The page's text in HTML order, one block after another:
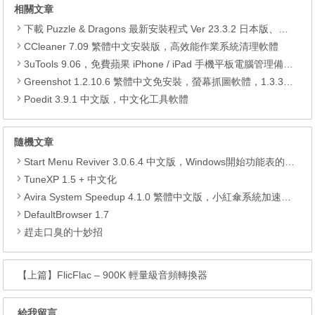
相關文章
下載 Puzzle & Dragons 最新安裝程式 Ver 23.3.2 日本版、港台版… (PAD Radar) (.apk) (.xapk)
CCleaner 7.09 繁體中文安裝版，高效能作業系統清理軟體
3uTools 9.06，免費蘋果 iPhone / iPad 手機平板電腦管理備份還原軟體
Greenshot 1.2.10.6 繁體中文免安裝，螢幕抓圖軟體，1.3.315 安裝版
Poedit 3.9.1 中文版，中文化工具軟體
隨機文章
Start Menu Reviver 3.0.6.4 中文版，Windows開始功能表的改造軟體
TuneXP 1.5 + 中文化
Avira System Speedup 4.1.0 繁體中文版，小紅傘系統加速、最佳化工具，加快電腦開機速度
DefaultBrowser 1.7
趕走口臭的十妙招
【上篇】 FlicFlac – 900K 輕量級音頻轉換器